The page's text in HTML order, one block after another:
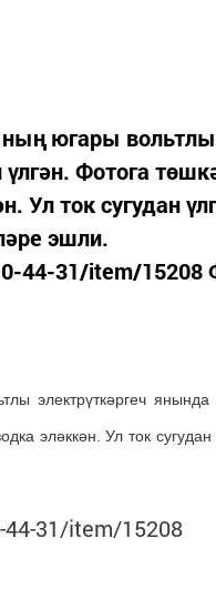
югары вольтлы
үлгән. Фотога
Ул ток сугудан
эшли.
44-31/item/15208
электрүткәргеч
эләккән. Ул ток сугудан
31/item/15208